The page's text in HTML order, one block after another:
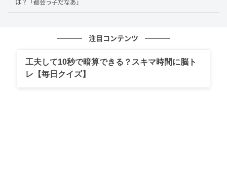
めるも、なんと翌日のミーティングにまたしても遅
上のクビを宣告され、徳島ヴォルティスへ移籍するこ
は？「都会っ子だなあ」
注目コンテンツ
工夫して10秒で暗算できる？スキマ時間に脳ト
レ【毎日クイズ】